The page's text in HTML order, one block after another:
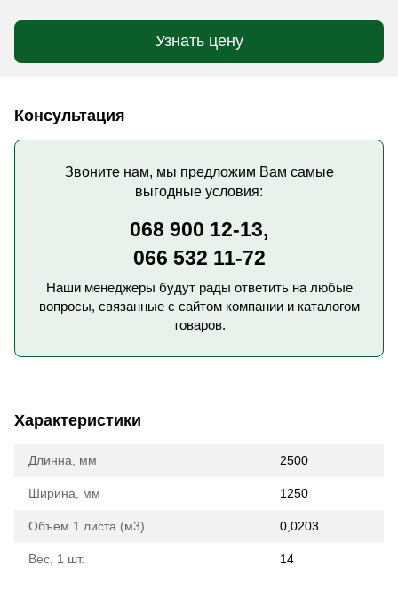
Узнать цену
Консультация
Звоните нам, мы предложим Вам самые
выгодные условия:
068 900 12-13,
066 532 11-72
Наши менеджеры будут рады ответить на любые
вопросы, связанные с сайтом компании и каталогом
товаров.
Характеристики
Длинна, мм 2500
Ширина, мм 1250
Объем 1 листа (м3) 0,0203
Вес, 1 шт. 14